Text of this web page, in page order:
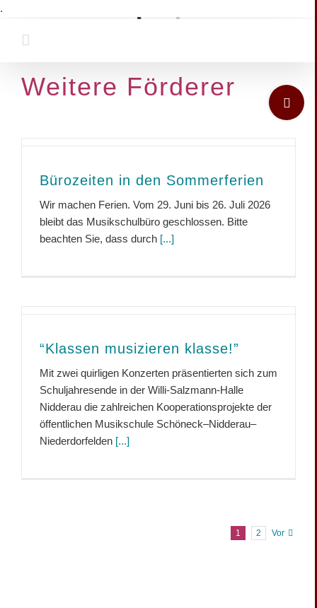
.
Weitere Förderer
Bürozeiten in den Sommerferien
Wir machen Ferien. Vom 29. Juni bis 26. Juli 2026
bleibt das Musikschulbüro geschlossen. Bitte
beachten Sie, dass durch [...]
“Klassen musizieren klasse!”
Mit zwei quirligen Konzerten präsentierten sich zum
Schuljahresende in der Willi-Salzmann-Halle
Nidderau die zahlreichen Kooperationsprojekte der
öffentlichen Musikschule Schöneck–Nidderau–
Niederdorfelden [...]
1 2 Vor
Toggle
Sliding